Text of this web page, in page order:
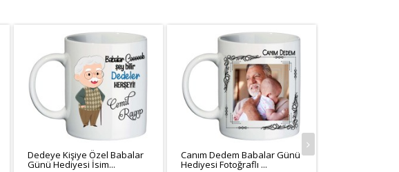
Dedeye Kişiye Özel Babalar
Günü Hediyesi İsim...
Canım Dedem Babalar Günü
Hediyesi Fotoğraflı ...